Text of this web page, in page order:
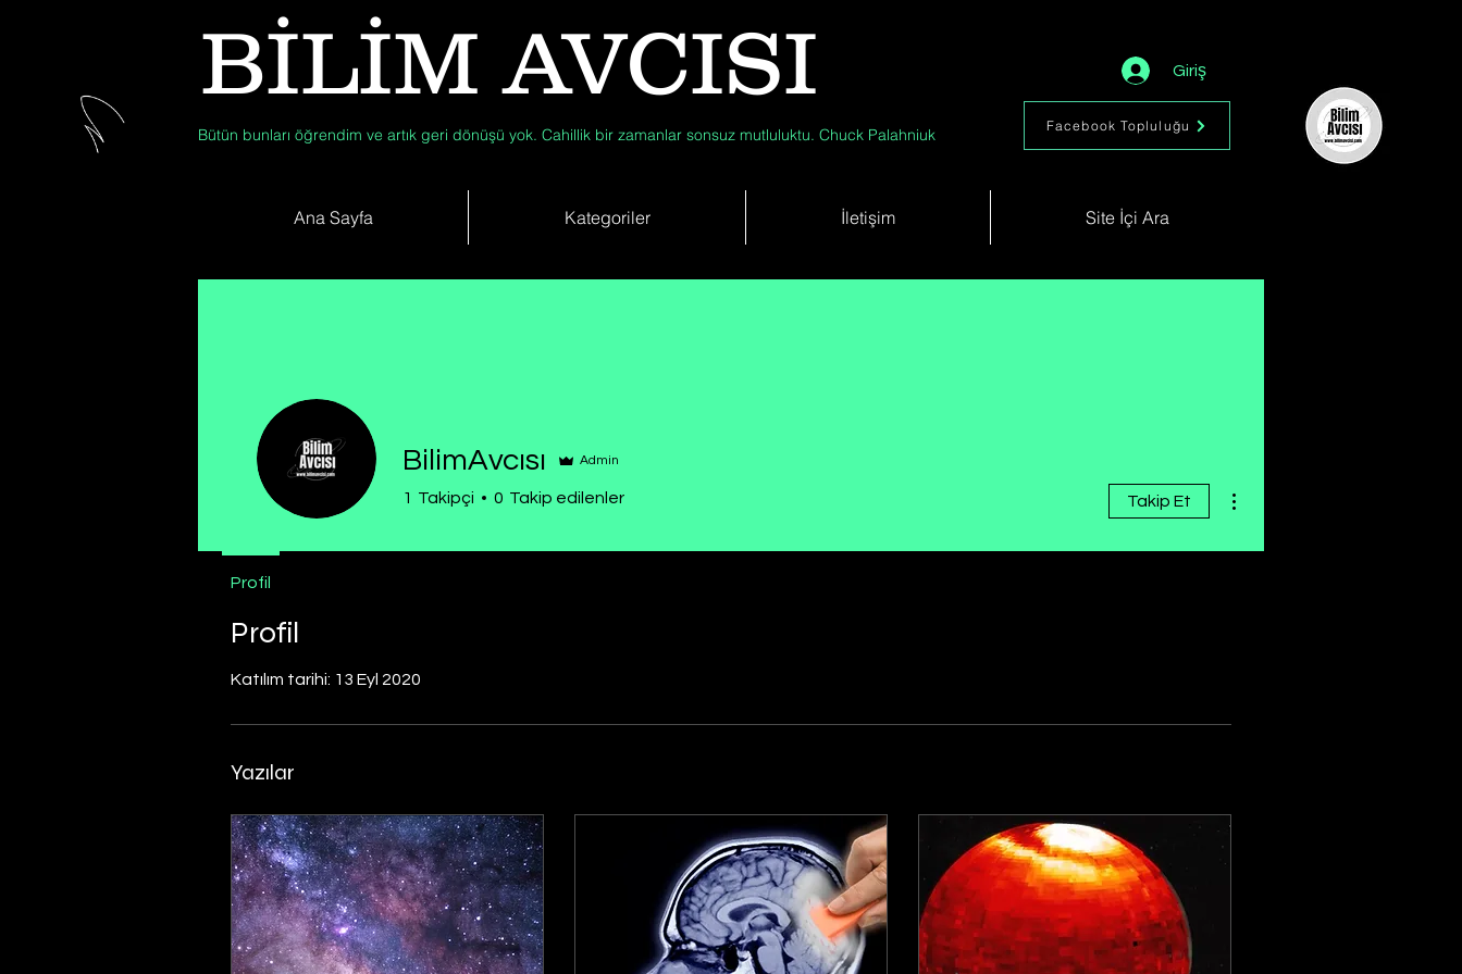
BİLİM AVCISI
Bütün bunları öğrendim ve artık geri dönüşü yok. Cahillik bir zamanlar sonsuz mutluluktu. Chuck Palahniuk
Giriş
Facebook Topluluğu
Ana Sayfa Kategoriler İletişim Site İçi Ara
Profil
Katılım tarihi: 13 Eyl 2020
Yazılar
BilimAvcısı Admin
1 Takipçi 0 Takip edilenler Takip Et
Profil